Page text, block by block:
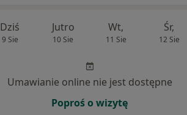
Dziś
9 Sie
Jutro
10 Sie
Wt,
11 Sie
Śr,
12 Sie
Umawianie online nie jest dostępne
Poproś o wizytę